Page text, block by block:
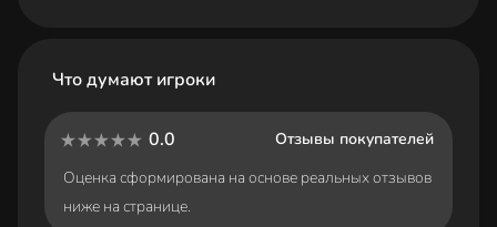
Что думают игроки
0.0
Отзывы покупателей
Оценка сформирована на основе реальных отзывов
ниже на странице.